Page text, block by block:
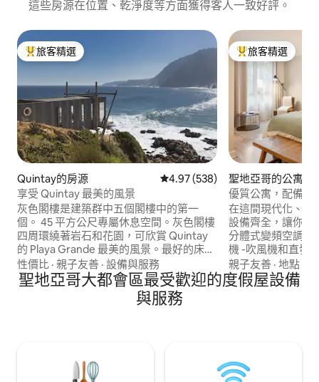
這些房源在位置、乾淨度等方面獲得客人一致好評。
旅客精選榜首
旅客精選
Quintay的房源 從 538 則評價中獲得 4.97 的平均
4.97 (538)
享受 Quintay 最美的風景
灰色閣樓是建築群中五個閣樓中的第一
個。 45 平方公尺專屬休息空間。灰色閣樓
四周環繞著岩石和花園，可欣賞 Quintay
的 Playa Grande 最美的風景。最好的床
單、加大雙人床和全功能廚房，可欣賞迷
人的景觀。 如果已預訂，請搜尋其雙胞胎
Punta Quintay Loft Rojo、Punta Quintay
Loft Azul、Punta Quintay La Punta或
性價比 · 親子友善 · 設備與服務
旅客精選榜首
旅客精選
聖地亞哥的公寓
優質公寓，配備高
宿清潔 - Lastarria
在這間現代化、翻
設備齊全，讓你享
分體式變頻空調 -
機 -吹風機和直發
床 - Nespresso咖
時禮賓服務 - 位於
距聖地牙哥最好的
親子友善 ·地點
聖地亞哥大都會區最受歡迎的度假屋設備
與服務